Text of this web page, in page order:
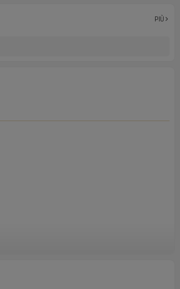
TÜV CE, Cina GB, certificato ISO UL-FCC, TIPO 4
PIÙ